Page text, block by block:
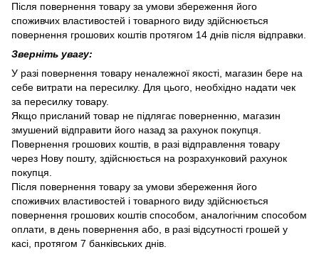
Після повернення товару за умови збереження його
споживчих властивостей і товарного виду здійснюється
повернення грошових коштів протягом 14 днів після відправки.
Зверніть увагу:
У разі повернення товару неналежної якості, магазин бере на
себе витрати на пересилку. Для цього, необхідно надати чек
за пересилку товару.
Якщо присланий товар не підлягає поверненню, магазин
змушений відправити його назад за рахунок покупця.
Повернення грошових коштів, в разі відправлення товару
через Нову пошту, здійснюється на розрахунковий рахунок
покупця.
Після повернення товару за умови збереження його
споживчих властивостей і товарного виду здійснюється
повернення грошових коштів способом, аналогічним способом
оплати, в день повернення або, в разі відсутності грошей у
касі, протягом 7 банківських днів.